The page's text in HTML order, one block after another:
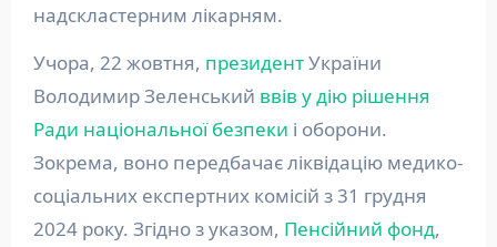
надскластерним лікарням.
Учора, 22 жовтня, президентУкраїни
Володимир Зеленський ввів у дію рішення
Ради національної безпеки і оборони.
Зокрема, воно передбачає ліквідацію медико-
соціальних експертних комісій з 31 грудня
2024 року. Згідно з указом, Пенсійний фонд,